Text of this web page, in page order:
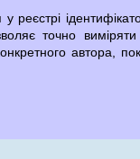
точно виміряти
автора,